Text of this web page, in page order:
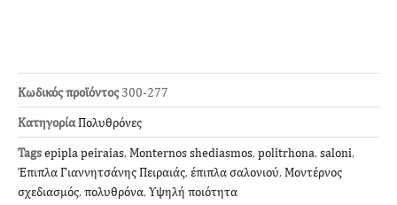
Κωδικός προϊόντος300-277
ΚατηγορίαΠολυθρόνες
Tagsepipla peiraias,Monternos shediasmos,politrhona,saloni,
Έπιπλα Γιαννητσάνης Πειραιάς,έπιπλα σαλονιού,Μοντέρνος
σχεδιασμός,πολυθρόνα,Υψηλή ποιότητα